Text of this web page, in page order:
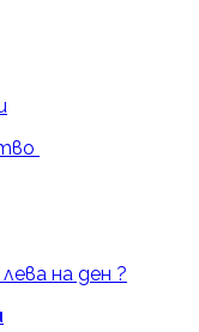
на ден ?